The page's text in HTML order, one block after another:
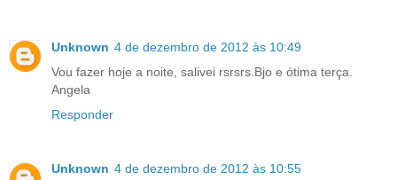
Unknown 4 de dezembro de 2012 às 10:49
Vou fazer hoje a noite, salivei rsrsrs.Bjo e ótima terça.
Angela
Responder
Unknown 4 de dezembro de 2012 às 10:55